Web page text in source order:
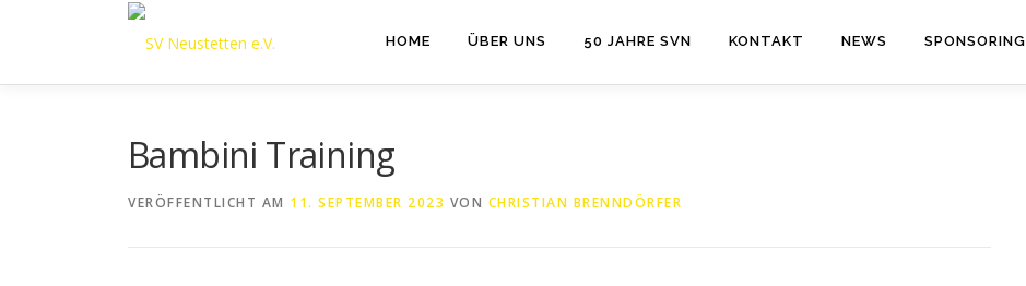
HOME ÜBER UNS 50 JAHRE SVN KONTAKT NEWS SPONSORING
Bambini Training
VERÖFFENTLICHT AM 11. SEPTEMBER 2023 VON CHRISTIAN BRENNDÖRFER